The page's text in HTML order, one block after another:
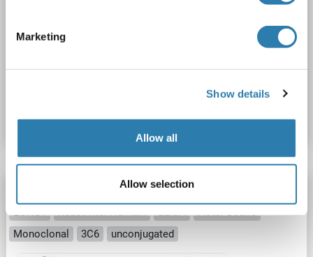
Marketing
Show details
Allow all
Allow selection
ECHS1 anticorps (AA 13-290)
ECHS1 Reactivité: Humain ELISA
Hôte: Souris
Monoclonal
3C6 unconjugated